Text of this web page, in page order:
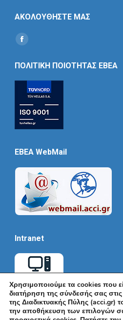
ΑΚΟΛΟΥΘΗΣΤΕ ΜΑΣ
Find us on:
Social
ΠΟΛΙΤΙΚΗ ΠΟΙΟΤΗΤΑΣ ΕΒΕΑ
EBEA WebMail
Intranet
Χρησιμοποιούμε τα cookies που
διατήρηση της σύνδεσής σας
της Διαδικτυακής Πύλης (acci.gr)
την αποθήκευση των επιλογών